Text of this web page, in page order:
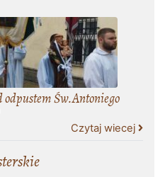
odpustem Św.Antoniego
Czytaj wiecej